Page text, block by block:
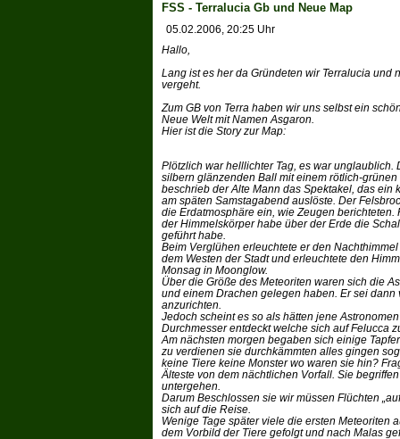
FSS - Terralucia Gb und Neue Map
05.02.2006, 20:25 Uhr
Hallo,
Lang ist es her da Gründeten wir Terralucia und
vergeht.
Zum GB von Terra haben wir uns selbst ein
Neue Welt mit Namen Asgaron.
Hier ist die Story zur Map:
Plötzlich war helllichter Tag, es war
silbern glänzenden Ball mit einem rötlich-
beschrieb der Alte Mann das Spektakel, das
am späten Samstagabend auslöste. Der
die Erdatmosphäre ein, wie Zeugen
der Himmelskörper habe über der Erde die
geführt habe.
Beim Verglühen erleuchtete er den
dem Westen der Stadt und erleuchtete den
Monsag in Moonglow.
Über die Größe des Meteoriten waren sich die
und einem Drachen gelegen haben. Er sei
anzurichten.
Jedoch scheint es so als hätten jene
Durchmesser entdeckt welche sich auf Felucca
Am nächsten morgen begaben sich einige
zu verdienen sie durchkämmten alles gingen
keine Tiere keine Monster wo waren sie hin?
Älteste von dem nächtlichen Vorfall. Sie
untergehen.
Darum Beschlossen sie wir müssen Flüchten
sich auf die Reise.
Wenige Tage später viele die ersten Meteoriten
dem Vorbild der Tiere gefolgt und nach Malas